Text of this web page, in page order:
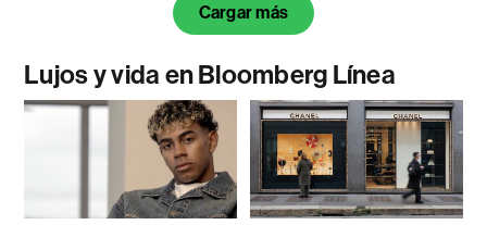
Cargar más
Lujos y vida en Bloomberg Línea